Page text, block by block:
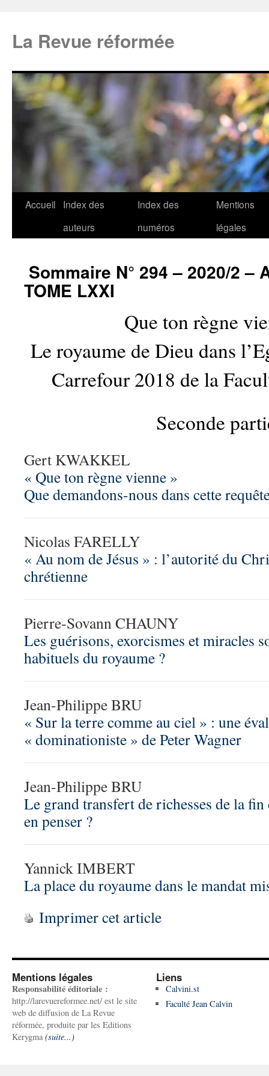
La Revue réformée
Accueil
Index des
auteurs
Index des
numéros
Mentions
légales
Sommaire N° 294 – 2020/2 –
TOME LXXI
Que ton règne
Le royaume de Dieu dans
Carrefour 2018 de la
Seconde
Gert KWAKKEL
« Que ton règne vienne »
Que demandons-nous dans cette
Nicolas FARELLY
« Au nom de Jésus » : l’autorité du
chrétienne
Pierre-Sovann CHAUNY
Les guérisons, exorcismes et miracles
habituels du royaume ?
Jean-Philippe BRU
« Sur la terre comme au ciel » : une
« dominationiste » de Peter Wagner
Jean-Philippe BRU
Le grand transfert de richesses de la
en penser ?
Yannick IMBERT
La place du royaume dans le mandat
Imprimer cet article
Mentions légales
Responsabilité éditoriale :
http://larevuereformee.net/ est le site
web de diffusion de La Revue
réformée, produite par les Editions
Kerygma (suite...)
Liens
Calvini.st
Faculté Jean Calvin